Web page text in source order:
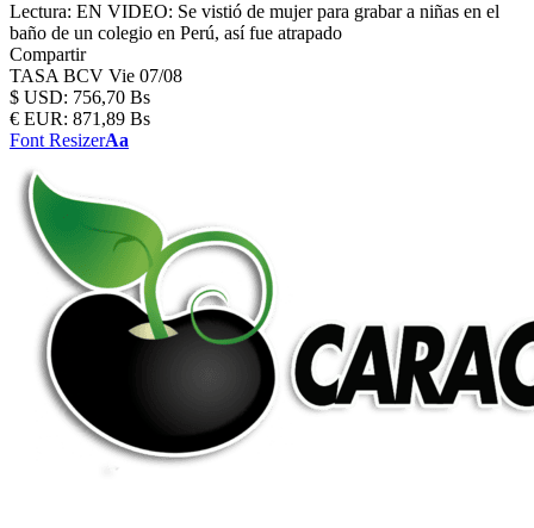
Lectura: EN VIDEO: Se vistió de mujer para grabar a niñas en el
baño de un colegio en Perú, así fue atrapado
Compartir
TASA BCV Vie 07/08
$ USD: 756,70 Bs
€ EUR: 871,89 Bs
Font ResizerAa